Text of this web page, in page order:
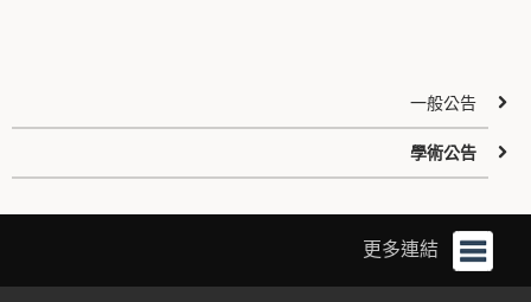
一般公告
學術公告
更多連結